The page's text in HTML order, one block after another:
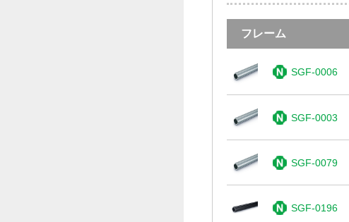
フレーム
SGF-0006
SGF-0003
SGF-0079
SGF-0196